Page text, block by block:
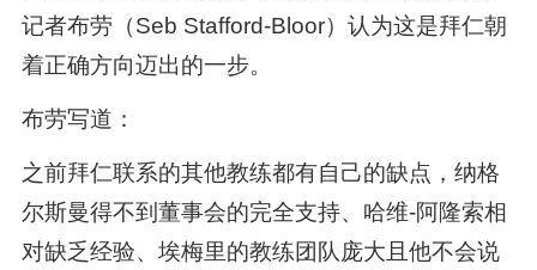
记者布劳（Seb Stafford-Bloor）认为这是拜仁朝
着正确方向迈出的一步。
布劳写道：
之前拜仁联系的其他教练都有自己的缺点，纳格
尔斯曼得不到董事会的完全支持、哈维-阿隆索相
对缺乏经验、埃梅里的教练团队庞大且他不会说